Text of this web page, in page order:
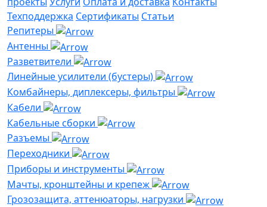
Техподдержка Сертификаты Статьи
Репитеры
Антенны
Разветвители
Линейные усилители (бустеры)
Комбайнеры, диплексеры, фильтры
Кабели
Кабельные сборки
Разъемы
Переходники
Приборы и инструменты
Мачты, кронштейны и крепеж
Грозозащита, аттенюаторы, нагрузки